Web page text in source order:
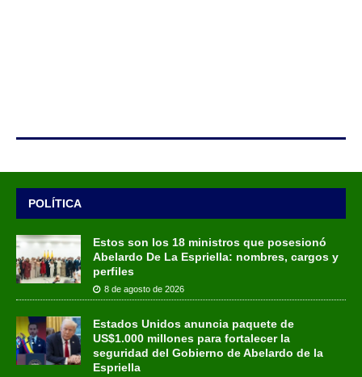
POLÍTICA
Estos son los 18 ministros que posesionó
Abelardo De La Espriella: nombres, cargos y
perfiles
8 de agosto de 2026
Estados Unidos anuncia paquete de
US$1.000 millones para fortalecer la
seguridad del Gobierno de Abelardo de la
Espriella